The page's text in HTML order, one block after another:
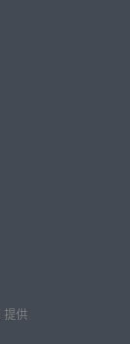
提供